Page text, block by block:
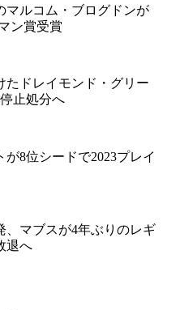
マルコム・ブログドンが
ン賞受賞
たドレイモンド・グリー
止処分へ
が8位シードで2023プレイ
、マブスが4年ぶりのレギ
退へ